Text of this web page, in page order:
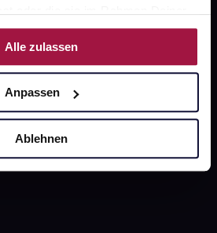
haben.
Alle zulassen
Anpassen
Ablehnen